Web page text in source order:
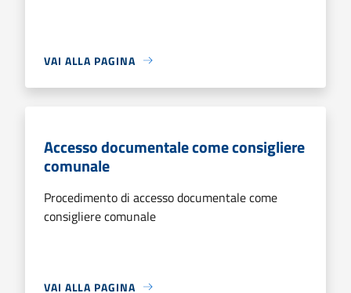
VAI ALLA PAGINA
Accesso documentale come consigliere
comunale
Procedimento di accesso documentale come
consigliere comunale
VAI ALLA PAGINA